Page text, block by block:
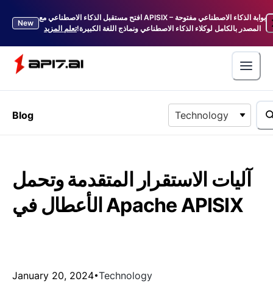
New
افتح مستقبل الذكاء الاصطناعي مع APISIX – بوابة الذكاء الاصطناعي مفتوحة
المصدر بالكامل لوكلاء الذكاء الاصطناعي ونماذج اللغة الكبيرة!تعلم المزيد
Blog Technology
آليات الاستقرار المتقدمة وتحمل
الأعطال في Apache APISIX
January 20, 2024 Technology